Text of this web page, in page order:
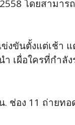
โดยสามา
งขันตั้งแต่เช้า
เผื่อใครที่กำลั
. ช่อง 11 ถ่ายทอ